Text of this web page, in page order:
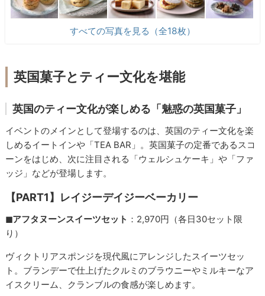
すべての写真を見る（全18枚）
英国菓子とティー文化を堪能
英国のティー文化が楽しめる「魅惑の英国菓子」
イベントのメインとして登場するのは、英国のティー文化を楽
しめるイートインや「TEA BAR」。英国菓子の定番であるスコ
ーンをはじめ、次に注目される「ウェルシュケーキ」や「ファ
ッジ」などが登場します。
【PART1】レイジーデイジーベーカリー
◼︎アフタヌーンスイーツセット ：2,970円（各日30セット限
り）
ヴィクトリアスポンジを現代風にアレンジしたスイーツセッ
ト。ブランデーで仕上げたクルミのブラウニーやミルキーなア
イスクリーム、クランブルの食感が楽しめます。